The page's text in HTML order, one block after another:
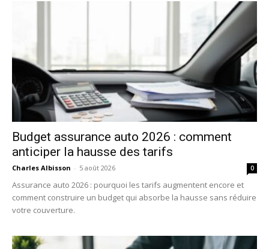
Budget assurance auto 2026 : comment
anticiper la hausse des tarifs
Charles Albisson - 5 août 2026 0
Assurance auto 2026 : pourquoi les tarifs augmentent encore et
comment construire un budget qui absorbe la hausse sans réduire
votre couverture.